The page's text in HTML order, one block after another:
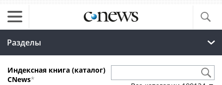
Разделы
Индексная книга (каталог)
CNews*